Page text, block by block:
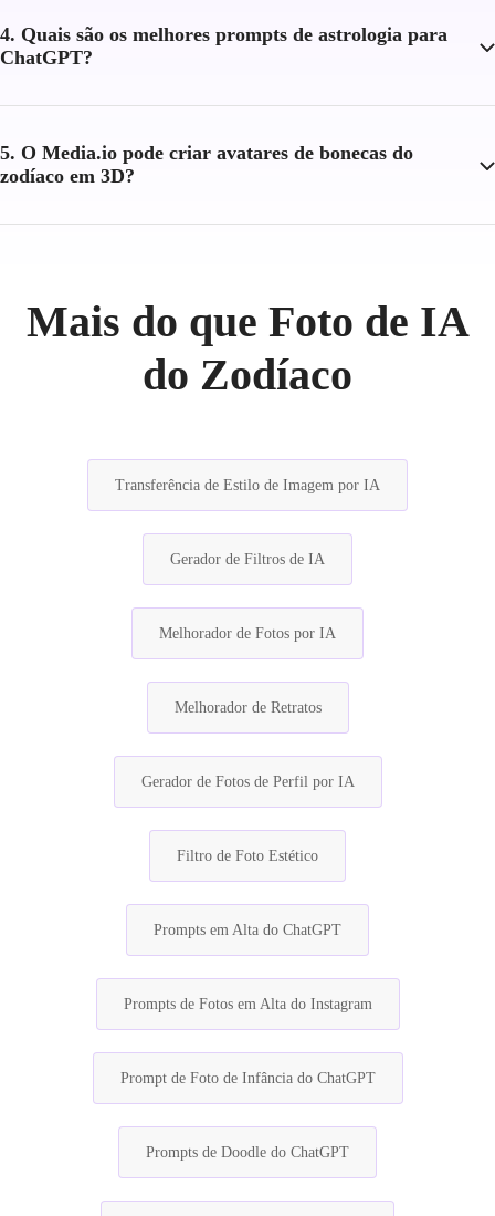
4. Quais são os melhores prompts de astrologia para
ChatGPT?
5. O Media.io pode criar avatares de bonecas do
zodíaco em 3D?
Mais do que Foto de IA
do Zodíaco
Transferência de Estilo de Imagem por IA
Gerador de Filtros de IA
Melhorador de Fotos por IA
Melhorador de Retratos
Gerador de Fotos de Perfil por IA
Filtro de Foto Estético
Prompts em Alta do ChatGPT
Prompts de Fotos em Alta do Instagram
Prompt de Foto de Infância do ChatGPT
Prompts de Doodle do ChatGPT